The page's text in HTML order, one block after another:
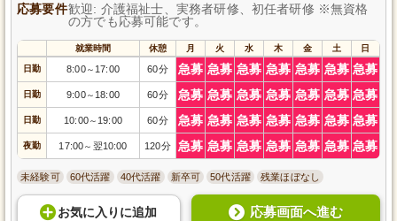
応募要件歓迎: 介護福祉士、実務者研修、初任者研修 ※無資格
の方でも応募可能です。
就業時間 休憩 月 火 水 木 金 土 日
日勤 8:00～ 17:00 60分 急募 急募 急募 急募 急募 急募 急募
日勤 9:00～ 18:00 60分 急募 急募 急募 急募 急募 急募 急募
日勤 10:00～ 19:00 60分 急募 急募 急募 急募 急募 急募 急募
夜勤 17:00～ 翌10:00 120分 急募 急募 急募 急募 急募 急募 急募
未経験可 60代活躍 40代活躍 新卒可 50代活躍 残業ほぼなし
お気に入り に追加 応募画面へ進む